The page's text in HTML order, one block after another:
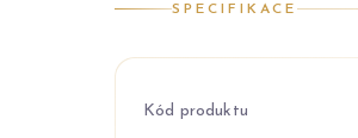
SPECIFIKACE
Kód produktu